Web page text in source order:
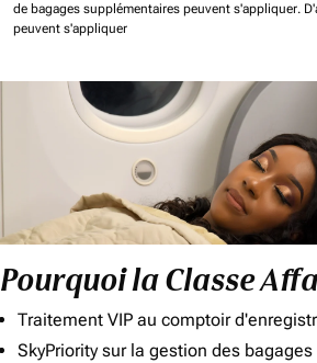
de bagages supplémentaires peuvent s'appliquer.
peuvent s'appliquer
Pourquoi la Classe
Traitement VIP au comptoir
SkyPriority sur la gestion des